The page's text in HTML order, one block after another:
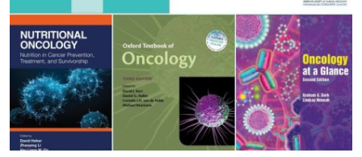
Лента
Стратегический план развития
Цифровые коллекции
ГНМБ